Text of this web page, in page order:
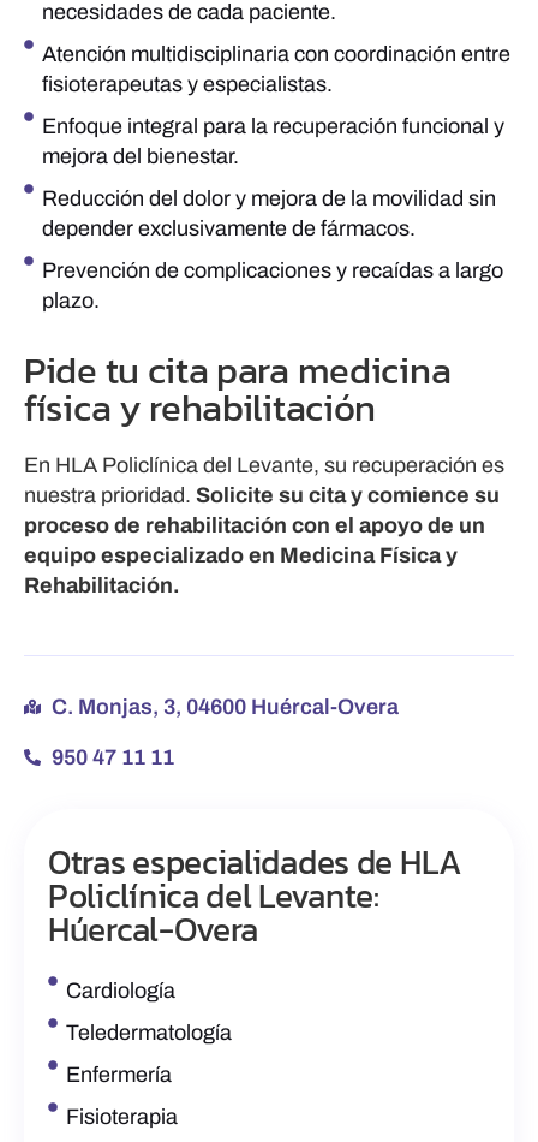
necesidades de cada paciente.
Atención multidisciplinaria con coordinación entre
fisioterapeutas y especialistas.
Enfoque integral para la recuperación funcional y
mejora del bienestar.
Reducción del dolor y mejora de la movilidad sin
depender exclusivamente de fármacos.
Prevención de complicaciones y recaídas a largo
plazo.
Pide tu cita para medicina
física y rehabilitación
En HLA Policlínica del Levante, su recuperación es
nuestra prioridad. Solicite su cita y comience su
proceso de rehabilitación con el apoyo de un
equipo especializado en Medicina Física y
Rehabilitación.
C. Monjas, 3, 04600 Huércal-Overa
950 47 11 11
Otras especialidades de HLA
Policlínica del Levante:
Húercal-Overa
Cardiología
Teledermatología
Enfermería
Fisioterapia